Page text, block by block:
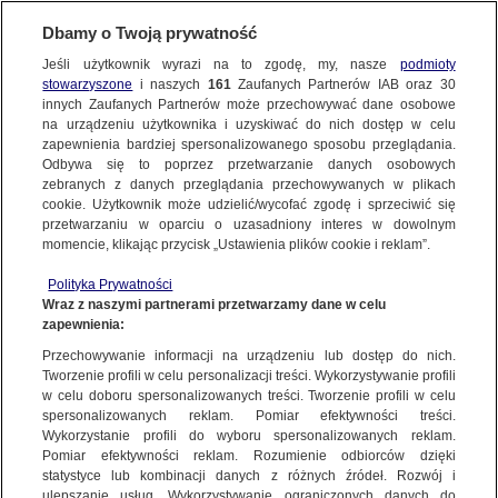
NAJNOWSZE
ZOBACZ FAKTY
FAKTY PO FAKTACH
FAKTY O ŚWIECIE
WIĘCEJ
KANAŁY
Dzień dobry!
Jedno konto do wszystkich usług
ZJEDNOCZONE EMIRATY ARABSKIE
Dbamy o Twoją prywatność
Jeśli użytkownik wyrazi na to zgodę, my, nasze podmioty
stowarzyszone i naszych 161Zaufanych Partnerów IAB oraz 30
innych Zaufanych Partnerów może przechowywać dane osobowe
na urządzeniu użytkownika i uzyskiwać do nich dostęp w celu
zapewnienia bardziej spersonalizowanego sposobu przeglądania.
Odbywa się to poprzez przetwarzanie danych osobowych
zebranych z danych przeglądania przechowywanych w plikach
cookie. Użytkownik może udzielić/wycofać zgodę i sprzeciwić się
przetwarzaniu w oparciu o uzasadniony interes w dowolnym
momencie, klikając przycisk „Ustawienia plików cookie i reklam”.
Polityka Prywatności
Wraz z naszymi partnerami przetwarzamy dane w celu
zapewnienia:
Przechowywanie informacji na urządzeniu lub dostęp do nich.
Tworzenie profili w celu personalizacji treści. Wykorzystywanie profili
w celu doboru spersonalizowanych treści. Tworzenie profili w celu
spersonalizowanych reklam. Pomiar efektywności treści.
Wykorzystanie profili do wyboru spersonalizowanych reklam.
Pomiar efektywności reklam. Rozumienie odbiorców dzięki
statystyce lub kombinacji danych z różnych źródeł. Rozwój i